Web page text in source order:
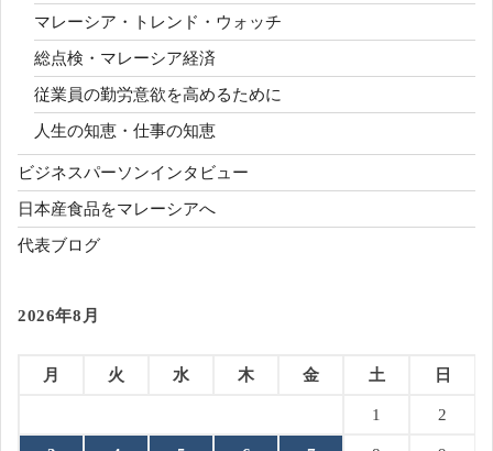
マレーシア・トレンド・ウォッチ
総点検・マレーシア経済
従業員の勤労意欲を高めるために
人生の知恵・仕事の知恵
ビジネスパーソンインタビュー
日本産食品をマレーシアへ
代表ブログ
2026年8月
月 火 水 木 金 土 日
1 2